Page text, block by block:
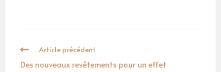
Article précédent
Des nouveaux revêtements pour un effet